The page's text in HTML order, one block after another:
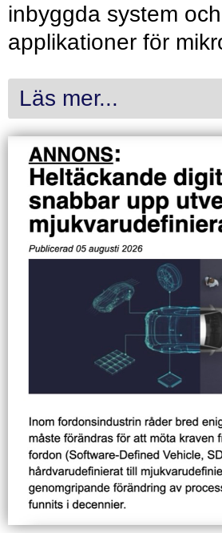
inbyggda system
applikationer för
Läs mer...